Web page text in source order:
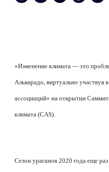
«Изменение климата — это
Альварадо, виртуально
ассоциаций» на открытии
климата (CAS).
Сезон ураганов 2020 года еще